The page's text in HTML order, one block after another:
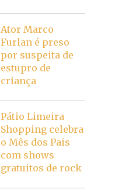
Ator Marco
Furlan é preso
por suspeita de
estupro de
criança
Pátio Limeira
Shopping celebra
o Mês dos Pais
com shows
gratuitos de rock